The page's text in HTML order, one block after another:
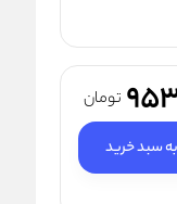
تومان
سبد خرید